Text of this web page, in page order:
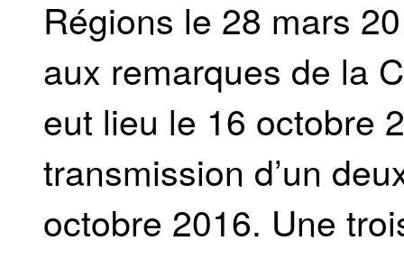
Régions le 28 mars
aux remarques de la
eut lieu le 16 octobre
transmission d’un
octobre 2016. Une